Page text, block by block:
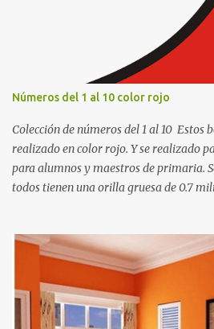
Números del 1 al 10 color rojo
Colección de números del 1 al 10 Estos
realizado en color rojo. Y se realizado
para alumnos y maestros de primaria.
todos tienen una orilla gruesa de 0.7
matemáticos, para decorar los
otras cosas.